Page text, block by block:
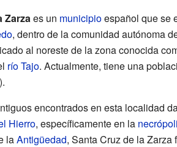
Zarzaes un municipioespañol que se
, dentro de la comunidad autónoma
al noreste de la zona conocida
río Tajo. Actualmente, tiene una
encontrados en esta localidad
Hierro, específicamente en la
laAntigüedad, Santa Cruz de la Zarza